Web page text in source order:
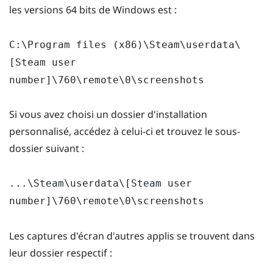
les versions 64 bits de Windows est :
C:\Program files (x86)\Steam\userdata\
[Steam user
number]\760\remote\0\screenshots
Si vous avez choisi un dossier d'installation
personnalisé, accédez à celui-ci et trouvez le sous-
dossier suivant :
...\Steam\userdata\[Steam user
number]\760\remote\0\screenshots
Les captures d'écran d'autres applis se trouvent dans
leur dossier respectif :